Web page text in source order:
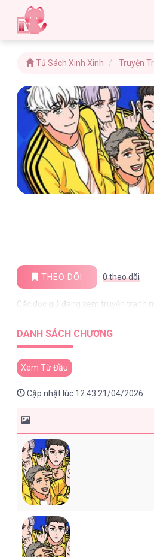
Tủ Sách Xinh Xinh Truyện
THEO DÕI ·0theo dõi
Các đọc giả đang xem truyện tranh
DANH SÁCH CHƯƠNG
Xem Từ Đầu
Cập nhật lúc 12:43 21/04/2026.